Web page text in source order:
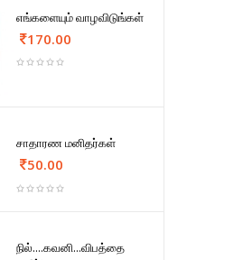
எங்களையும் வாழவிடுங்கள்
170.00
சாதாரண மனிதர்கள்
50.00
நில்....கவனி...விபத்தை